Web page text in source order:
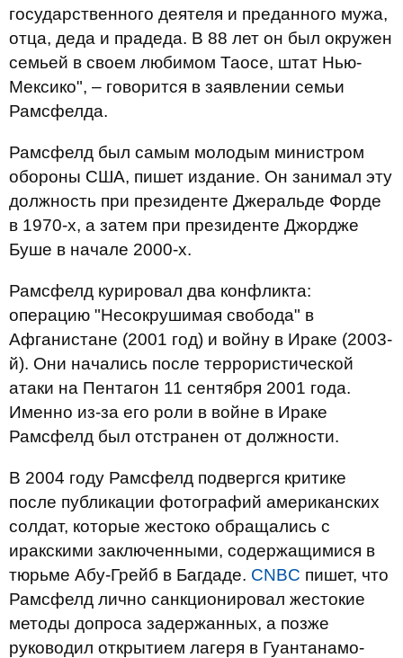
государственного деятеля и преданного мужа,
отца, деда и прадеда. В 88 лет он был окружен
семьей в своем любимом Таосе, штат Нью-
Мексико", – говорится в заявлении семьи
Рамсфелда.
Рамсфелд был самым молодым министром
обороны США, пишет издание. Он занимал эту
должность при президенте Джеральде Форде
в 1970-х, а затем при президенте Джордже
Буше в начале 2000-х.
Рамсфелд курировал два конфликта:
операцию "Несокрушимая свобода" в
Афганистане (2001 год) и войну в Ираке (2003-
й). Они начались после террористической
атаки на Пентагон 11 сентября 2001 года.
Именно из-за его роли в войне в Ираке
Рамсфелд был отстранен от должности.
В 2004 году Рамсфелд подвергся критике
после публикации фотографий американских
солдат, которые жестоко обращались с
иракскими заключенными, содержащимися в
тюрьме Абу-Грейб в Багдаде. CNBC пишет, что
Рамсфелд лично санкционировал жестокие
методы допроса задержанных, а позже
руководил открытием лагеря в Гуантанамо-